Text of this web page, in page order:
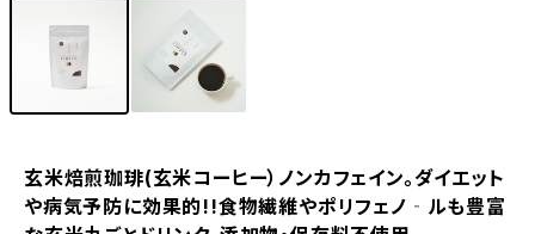
玄米焙煎珈琲(玄米コーヒー）ノンカフェイン。ダイエット
や病気予防に効果的!!食物繊維やポリフェノ‐ルも豊富